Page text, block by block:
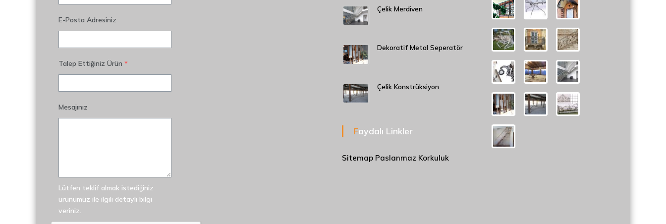
E-Posta Adresiniz
Talep Ettiğiniz Ürün *
Mesajınız
Lütfen teklif almak istediğiniz
ürünümüz ile ilgili detaylı bilgi
veriniz.
Çelik Merdiven
Dekoratif Metal Seperatör
Çelik Konstrüksiyon
Faydalı Linkler
Sitemap Paslanmaz Korkuluk